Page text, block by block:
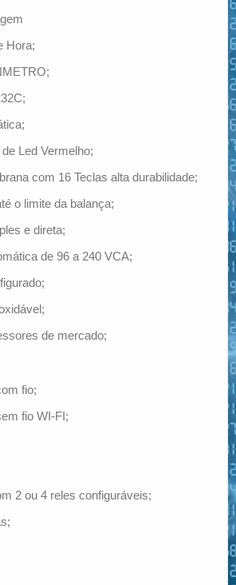
Hora;
Led Vermelho;
com 16 Teclas alta durabilidade;
o limite da balança;
e direta;
de 96 a 240 VCA;
de mercado;
fio;
fio WI-FI;
2 ou 4 reles configuráveis;